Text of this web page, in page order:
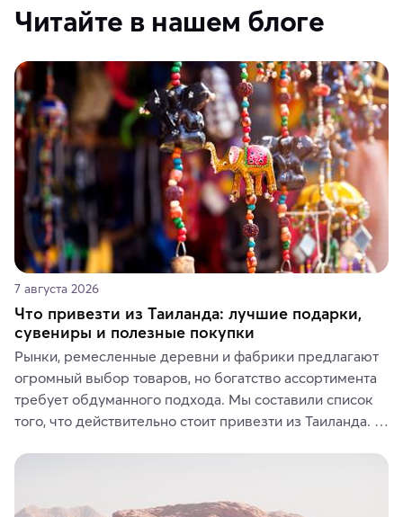
Читайте в нашем блоге
7 августа 2026
Что привезти из Таиланда: лучшие подарки,
сувениры и полезные покупки
Рынки, ремесленные деревни и фабрики предлагают
огромный выбор товаров, но богатство ассортимента
требует обдуманного подхода. Мы составили список
того, что действительно стоит привезти из Таиланда.
средства, одежду, украшения, предметы интерьера
где их купить.